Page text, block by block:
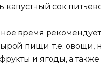
капустный сок
время
пищи, т.е. овощи,
и ягоды, а